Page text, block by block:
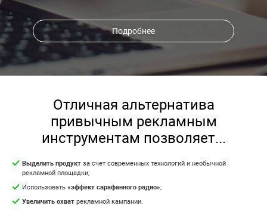
Подробнее
Отличная альтернатива
привычным рекламным
инструментам позволяет...
Выделить продукт за счет современных технологий и необычной
рекламной площадки;
Использовать «эффект сарафанного радио»;
Увеличить охват рекламной кампании.